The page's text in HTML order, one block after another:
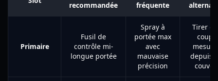
recommandée
fréquente
Primaire
Fusil de
contrôle mi-
longue portée
Spray à
portée max
avec
mauvaise
précision
Tirer
coups
depuis